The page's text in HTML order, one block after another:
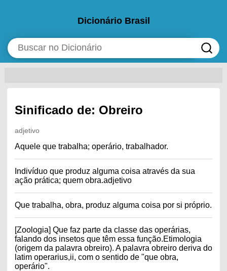
Dicionário Brasil
Sinificado de: Obreiro
adjetivo
Aquele que trabalha; operário, trabalhador.
Indivíduo que produz alguma coisa através da sua
ação prática; quem obra.adjetivo
Que trabalha, obra, produz alguma coisa por si próprio.
[Zoologia] Que faz parte da classe das operárias,
falando dos insetos que têm essa função.Etimologia
(origem da palavra obreiro). A palavra obreiro deriva do
latim operarius,ii, com o sentido de "que obra,
operário".